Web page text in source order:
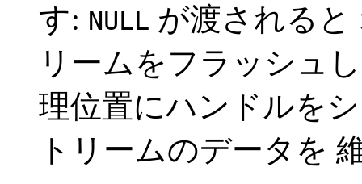
す: NULL が渡される
リームをフラッシュ
理位置にハンドルを
トリームのデータを